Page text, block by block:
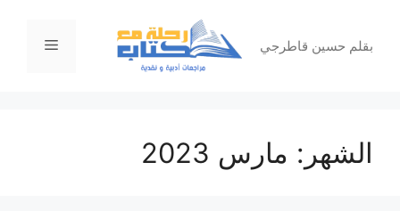
المحتوىبقلم حسين قاطرجي القائمة
الشهر: مارس 2023